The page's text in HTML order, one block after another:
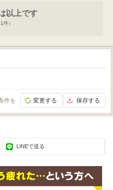
以上です
1件）
件を 変更する 保存する
LINEで送る